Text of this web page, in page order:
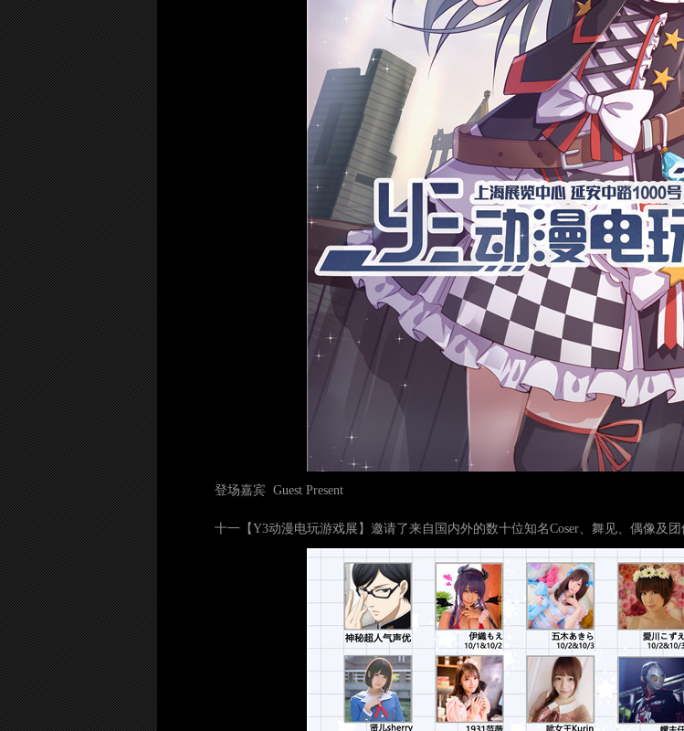
登场嘉宾 Guest Present
十一【Y3动漫电玩游戏展】邀请了来自国内外的数十位知名Coser、舞见、偶像及